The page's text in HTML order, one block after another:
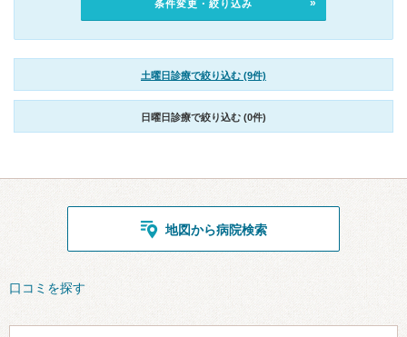
条件変更・絞り込み
土曜日診療で絞り込む (9件)
日曜日診療で絞り込む (0件)
地図から病院検索
口コミを探す